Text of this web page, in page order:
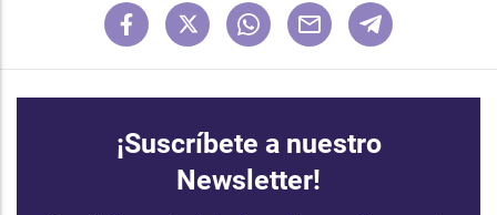
¡Suscríbete a nuestro
Newsletter!